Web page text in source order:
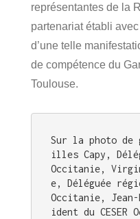
représentantes de la
partenariat établi
d’une telle
de compétence du
Toulouse.
Sur la photo de
illes Capy,
Occitanie,
e, Déléguée
Occitanie, Jean-
ident du CESER